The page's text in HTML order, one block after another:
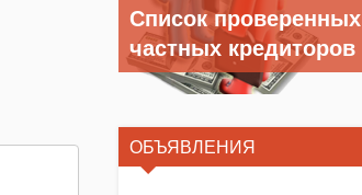
Список проверенных
частных кредиторов
ОБЪЯВЛЕНИЯ